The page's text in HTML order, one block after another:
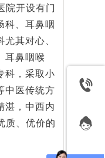
院开设有门
科、耳鼻咽
其对心、
耳鼻咽喉
科，采取小
中医传统方
湛，中西内
质、优价的